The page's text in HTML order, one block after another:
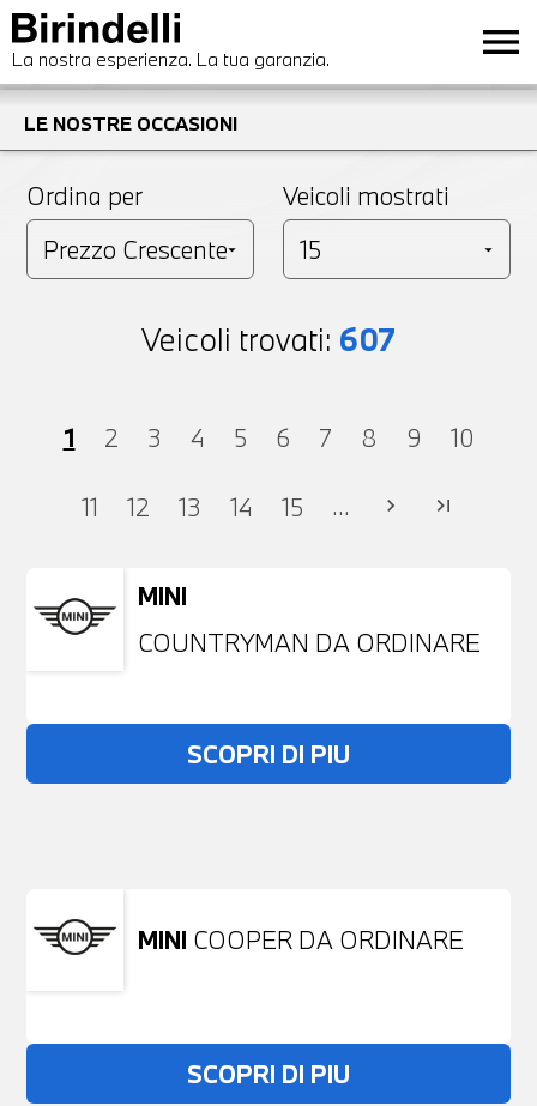
La nostra esperienza. La tua garanzia. menu
LE NOSTRE OCCASIONI
Ordina per Veicoli mostrati
Veicoli trovati: 607
1 2 3 4 5 6 7 8 9 10
11 12 13 14 15 ... chevron_right last_page
MINI
COUNTRYMAN DA ORDINARE
SCOPRI DI PIU
Non stai trovando ciò che cerchi?
MINI COOPER DA ORDINARE
SCOPRI DI PIU